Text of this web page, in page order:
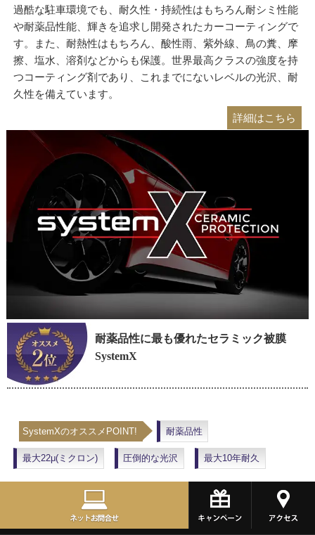
過酷な駐車環境でも、耐久性・持続性はもちろん耐シミ性能
や耐薬品性能、輝きを追求し開発されたカーコーティングで
す。また、耐熱性はもちろん、酸性雨、紫外線、鳥の糞、摩
擦、塩水、溶剤などからも保護。世界最高クラスの強度を持
つコーティング剤であり、これまでにないレベルの光沢、耐
久性を備えています。
詳細はこちら
耐薬品性に最も優れたセラミック被膜
SystemX
SystemXのオススメPOINT! 耐薬品性
最大22μ(ミクロン) 圧倒的な光沢 最大10年耐久
SystemX(システム・エックス)は耐薬品性に最も優れたセラ
ミック被膜のカーコーティングとなります。systemXは全6
種類のラインナップでご用意しております。最大被膜硬度は